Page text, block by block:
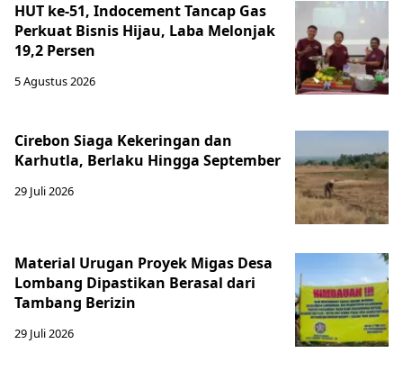
HUT ke-51, Indocement Tancap Gas
Perkuat Bisnis Hijau, Laba Melonjak
19,2 Persen
5 Agustus 2026
Cirebon Siaga Kekeringan dan
Karhutla, Berlaku Hingga September
29 Juli 2026
Material Urugan Proyek Migas Desa
Lombang Dipastikan Berasal dari
Tambang Berizin
29 Juli 2026